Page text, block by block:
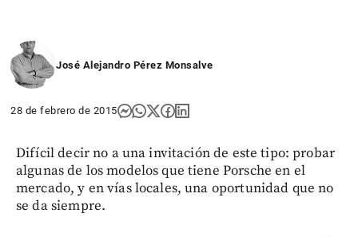
José Alejandro Pérez Monsalve
28 de febrero de 2015
Difícil decir no a una invitación de este tipo: probar
algunas de los modelos que tiene Porsche en el
mercado, y en vías locales, una oportunidad que no
se da siempre.